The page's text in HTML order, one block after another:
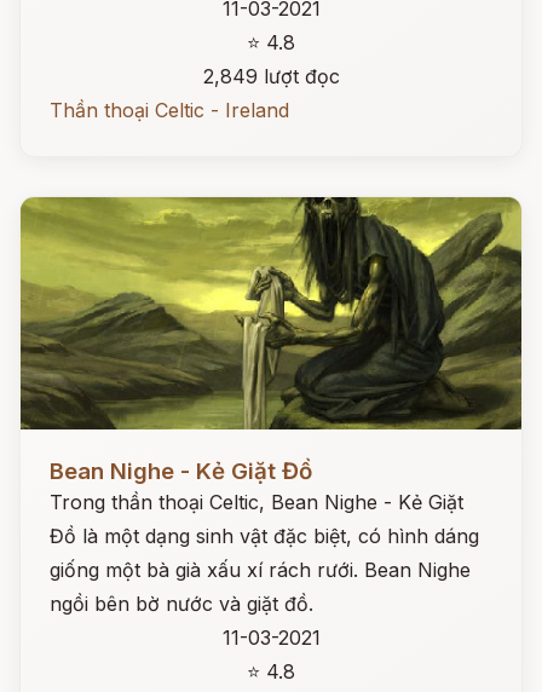
11-03-2021
⭐ 4.8
2,849 lượt đọc
Thần thoại Celtic - Ireland
Bean Nighe - Kẻ Giặt Đồ
Trong thần thoại Celtic, Bean Nighe - Kẻ Giặt
Đồ là một dạng sinh vật đặc biệt, có hình dáng
giống một bà già xấu xí rách rưới. Bean Nighe
ngồi bên bờ nước và giặt đồ.
11-03-2021
⭐ 4.8